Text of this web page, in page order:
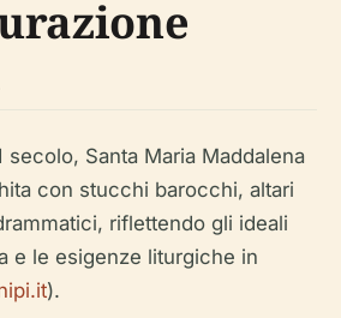
secolo, Santa Maria Maddalena
con stucchi barocchi, altari
riflettendo gli ideali
e le esigenze liturgiche in
).